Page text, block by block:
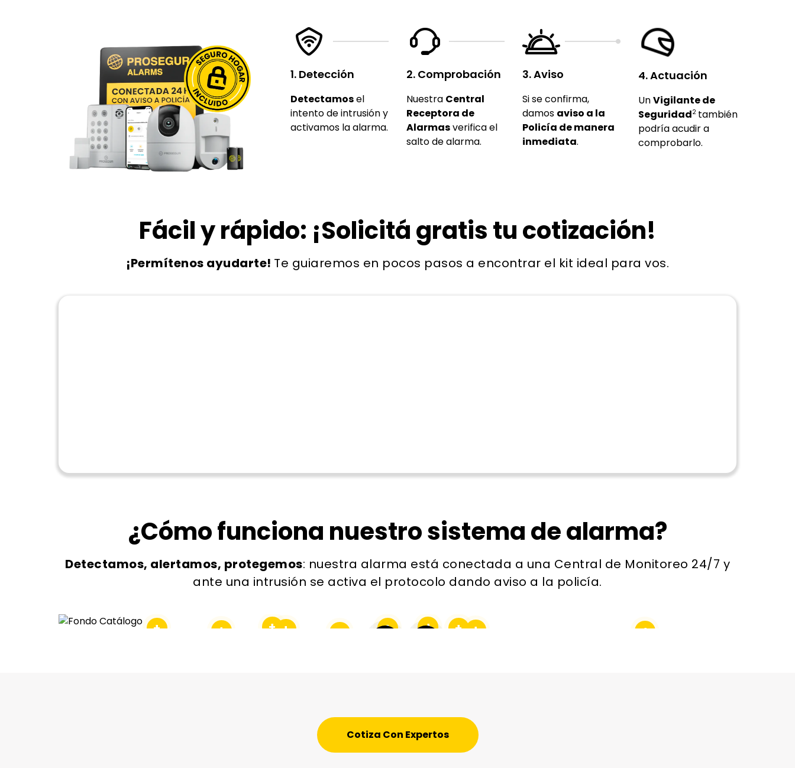
1. Detección
Detectamosel
intento de intrusión y
activamos la alarma.
2. Comprobación
Nuestra Central
Receptora de
Alarmasverifica el
salto de alarma.
3. Aviso
Si se confirma,
damos aviso a la
Policía de manera
inmediata.
4. Actuación
UnVigilante de
Seguridad2 también
podría acudir a
comprobarlo.
Fácil y rápido: ¡Solicitá gratis tu cotización!
¡Permítenos ayudarte! Te guiaremos en pocos pasos a encontrar el kit ideal para vos.
¿Cómo funciona nuestro sistema de alarma?
Detectamos, alertamos, protegemos: nuestra alarma está conectada a una Central de Monitoreo 24/7 y
ante una intrusión se activa el protocolo dando aviso a la policía.
Cotiza Con Expertos